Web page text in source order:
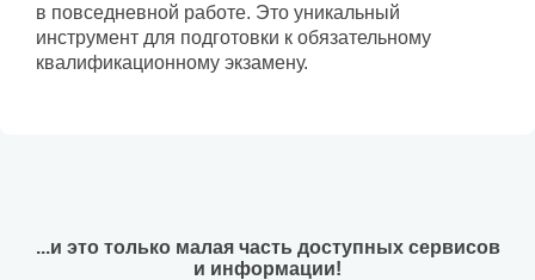
в повседневной работе. Это уникальный
инструмент для подготовки к обязательному
квалификационному экзамену.
...и это только малая часть доступных сервисов
и информации!